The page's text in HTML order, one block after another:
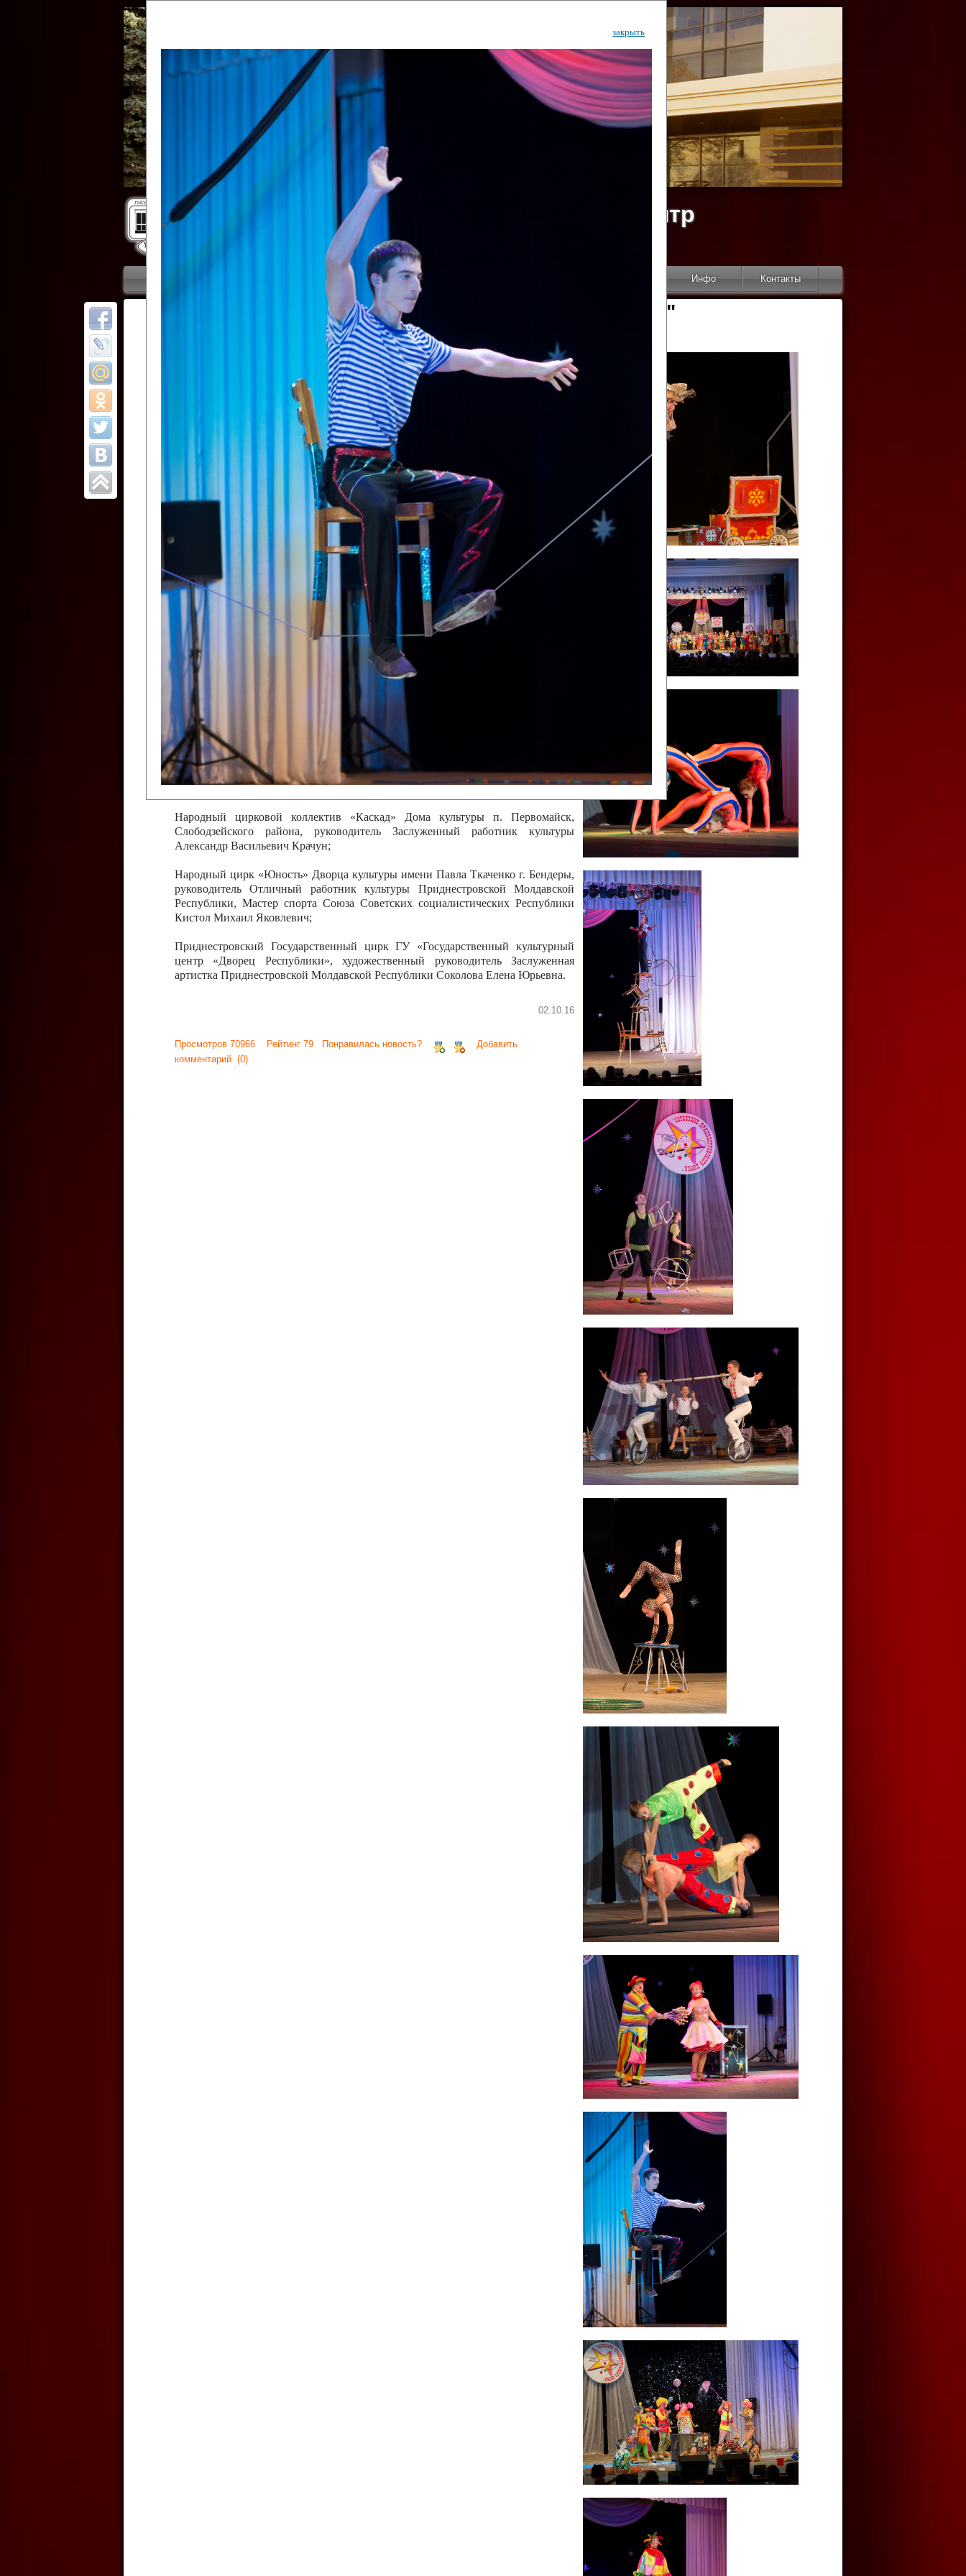
Государственный культурный центр
Дворец Республики
Коллективы Новости Инфо Контакты
ОТЧЕТЫ ГКЦ "ДВОРЕЦ РЕСПУБЛИКИ"
закрыть
Финал Республиканского фестиваля
цирковых коллективов "Созвездие
Приднестровского цирка"
Участники фестиваля:
Образцовый эстрадно-цирковой коллектив «Ровесник» Дом культуры с.
Протягайловка, г. Бендеры , руководитель Рогожинер Светлана Георгиевна
Народный цирковой клоунский коллектив «Шари-вари» МУ «Культурно-
досуговый центр «Шелковик» г.Бендеры, руководители Отличные работники
культуры Приднестровской Молдавской Республики Алёна Александровна и
Олег Степанович Райлян;
Народный цирковой коллектив «Энтузиасты» Дома культуры с. Делакеу,
Григориопольского района, руководитель Отличный работник культуры
Приднестровской Молдавской Республики Пётр Петрович Дижмару;
Народный цирковой коллектив «Сперанца» Дома культуры посёлка Красное,
Слободзейского района, руководитель Отличный работник культуры
Приднестровской Молдавской Республики Анжела Владимировна
Казавчинская;
Образцовый эстрадно-цирковой коллектив «Алегро» Дома детско –юношеского
творчества с. Чобручи, Слободзейского района, руководитель Хачатурян Юрий
Владимирович;
Образцовый цирковой коллектив «Радуга» Городской дворец культуры г.
Тирасполь, руководитель Отличный работник культуры Приднестровской
Молдавской Республики Николай Юрьевич Елистратов;
Народный цирковой коллектив «Каскад» Дома культуры п. Первомайск,
Слободзейского района, руководитель Заслуженный работник культуры
Александр Васильевич Крачун;
Народный цирк «Юность» Дворца культуры имени Павла Ткаченко г. Бендеры,
руководитель Отличный работник культуры Приднестровской Молдавской
Республики, Мастер спорта Союза Советских социалистических Республики
Кистол Михаил Яковлевич;
Приднестровский Государственный цирк ГУ «Государственный культурный
центр «Дворец Республики», художественный руководитель Заслуженная
артистка Приднестровской Молдавской Республики Соколова Елена Юрьевна.
02.10.16
Просмотров 70966 Рейтинг 79 Понравилась новость?
Добавить
комментарий (0)